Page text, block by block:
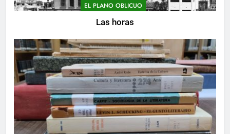
EL PLANO OBLICUO
Las horas